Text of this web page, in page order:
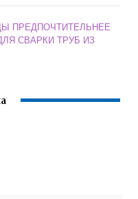
ПРЕДПОЧТИТЕЛЬНЕЕ
СВАРКИ ТРУБ ИЗ